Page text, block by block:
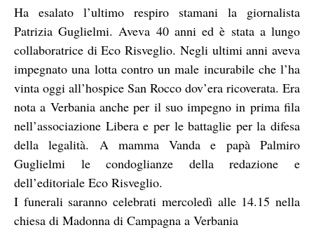
Ha esalato l’ultimo respiro stamani la giornalista
Patrizia Guglielmi. Aveva 40 anni ed è stata a lungo
collaboratrice di Eco Risveglio. Negli ultimi anni aveva
impegnato una lotta contro un male incurabile che l’ha
vinta oggi all’hospice San Rocco dov’era ricoverata. Era
nota a Verbania anche per il suo impegno in prima fila
nell’associazione Libera e per le battaglie per la difesa
della legalità. A mamma Vanda e papà Palmiro
Guglielmi le condoglianze della redazione e
dell’editoriale Eco Risveglio.
I funerali saranno celebrati mercoledì alle 14.15 nella
chiesa di Madonna di Campagna a Verbania